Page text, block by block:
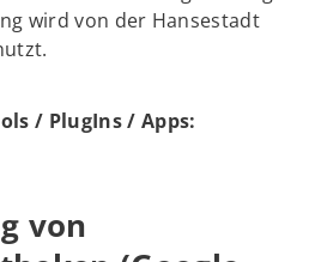
wird von der Hansestadt
/ PlugIns / Apps:
von